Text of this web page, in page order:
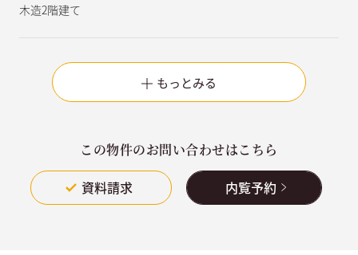
木造2階建て
もっとみる
この物件のお問い合わせはこちら
資料請求 内覧予約